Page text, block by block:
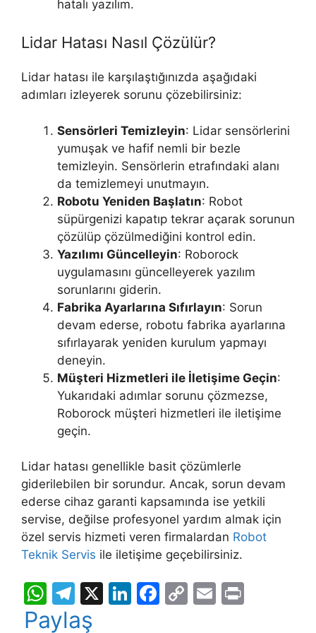
hatalı yazılım.
Lidar Hatası Nasıl Çözülür?
Lidar hatası ile karşılaştığınızda aşağıdaki
adımları izleyerek sorunu çözebilirsiniz:
Sensörleri Temizleyin: Lidar sensörlerini
yumuşak ve hafif nemli bir bezle
temizleyin. Sensörlerin etrafındaki alanı
da temizlemeyi unutmayın.
Robotu Yeniden Başlatın: Robot
süpürgenizi kapatıp tekrar açarak sorunun
çözülüp çözülmediğini kontrol edin.
Yazılımı Güncelleyin: Roborock
uygulamasını güncelleyerek yazılım
sorunlarını giderin.
Fabrika Ayarlarına Sıfırlayın: Sorun
devam ederse, robotu fabrika ayarlarına
sıfırlayarak yeniden kurulum yapmayı
deneyin.
Müşteri Hizmetleri ile İletişime Geçin:
Yukarıdaki adımlar sorunu çözmezse,
Roborock müşteri hizmetleri ile iletişime
geçin.
Lidar hatası genellikle basit çözümlerle
giderilebilen bir sorundur. Ancak, sorun devam
ederse cihaz garanti kapsamında ise yetkili
servise, değilse profesyonel yardım almak için
özel servis hizmeti veren firmalardan Robot
Teknik Servis ile iletişime geçebilirsiniz.
W
h
T
el
X
Li F
C
E
Paylaş